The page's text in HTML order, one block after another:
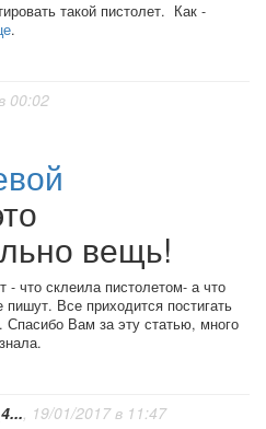
такой пистолет. Как -
.
00:02
вещь!
что склеила пистолетом- а что
пишут. Все приходится постигать
Вам за эту статью, много
, 19/01/2017 в 11:47